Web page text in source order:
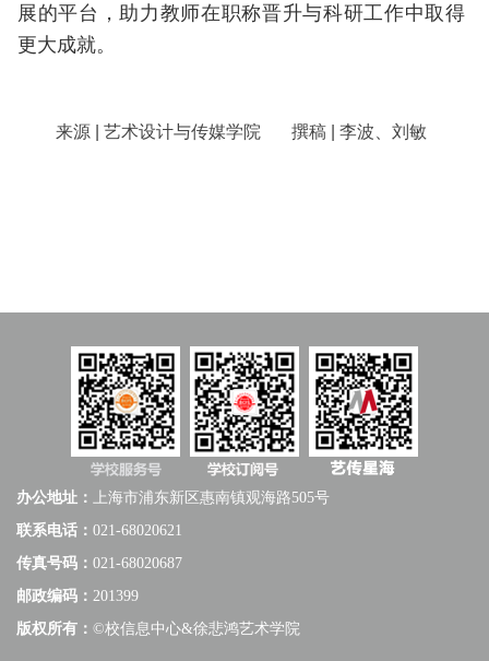
展的平台，助力教师在职称晋升与科研工作中取得
更大成就。
来源 |艺术设计与传媒学院撰稿 |李波、刘敏
办公地址：
上海市浦东新区惠南镇观海路505号
联系电话： 021-68020621
传真号码： 021-68020687
邮政编码： 201399
版权所有： ©校信息中心&徐悲鸿艺术学院